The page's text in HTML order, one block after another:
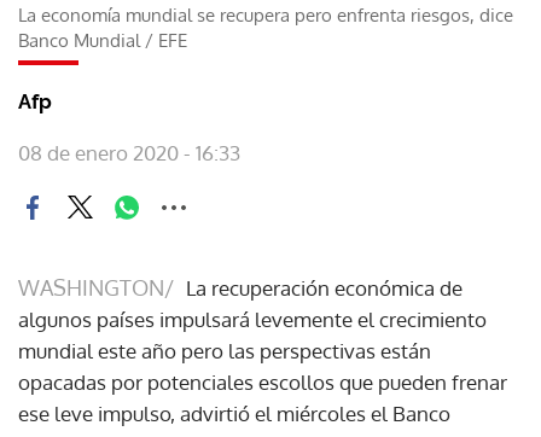
La economía mundial se recupera pero enfrenta riesgos, dice
Banco Mundial / EFE
Afp
08 de enero 2020 - 16:33
WASHINGTON/ La recuperación económica de
algunos países impulsará levemente el crecimiento
mundial este año pero las perspectivas están
opacadas por potenciales escollos que pueden frenar
ese leve impulso, advirtió el miércoles el Banco